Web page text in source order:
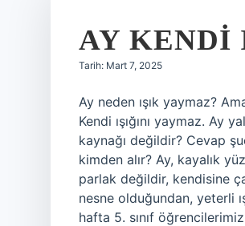
AY KENDI
Tarih: Mart 7, 2025
Ay neden ışık yaymaz?
Kendi ışığını yaymaz. Ay
kaynağı değildir? Cevap
kimden alır? Ay, kayalık
parlak değildir, kendisine
nesne olduğundan, yeterli
hafta 5. sınıf